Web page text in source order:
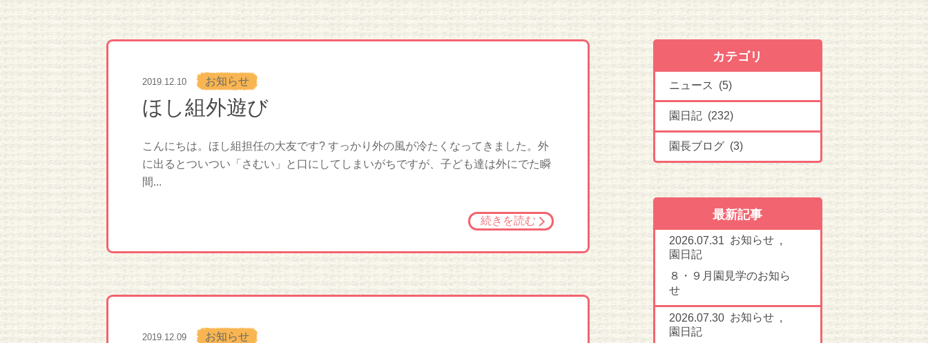
2019.12.10 お知らせ
ほし組外遊び
こんにちは。ほし組担任の大友です? すっかり外の風が冷たくなってきました。外
に出るとついつい「さむい」と口にしてしまいがちですが、子ども達は外にでた瞬
間...
続きを読む
2019.12.09 お知らせ
カテゴリ
ニュース (5)
園日記 (232)
園長ブログ (3)
最新記事
2026.07.31 お知らせ ,
園日記
８・９月園見学のお知ら
せ
2026.07.30 お知らせ ,
園日記